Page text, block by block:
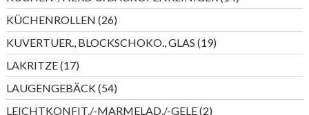
Produkte
KÜCHENROLLEN 2626
Produkte
KUVERTUER., BLOCKSCHOKO., GLAS 1919
Produkte
LAKRITZE 1717
Produkte
LAUGENGEBÄCK 5454
Produkte
LEICHTKONFIT./-MARMELAD./-GELE 22